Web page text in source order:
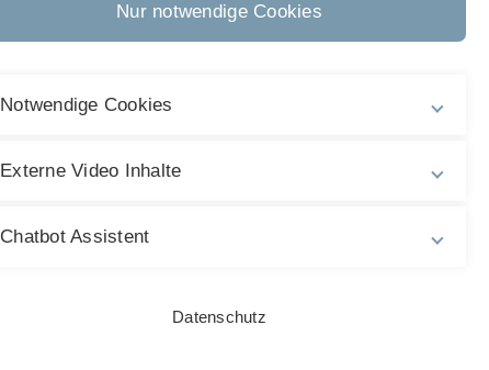
Nur notwendige Cookies
Notwendige Cookies
Externe Video Inhalte
Chatbot Assistent
Datenschutz